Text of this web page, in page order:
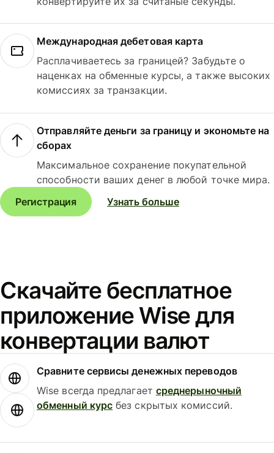
Международная дебетовая карта
Расплачиваетесь за границей? Забудьте о
наценках на обменные курсы, а также высоких
комиссиях за транзакции.
Отправляйте деньги за границу и экономьте на
сборах
Максимальное сохранение покупательной
способности ваших денег в любой точке мира.
Регистрация
Узнать больше
Скачайте бесплатное
приложение Wise для
конвертации валют
Сравните сервисы денежных переводов
Wise всегда предлагает среднерыночный
обменный курс без скрытых комиссий.